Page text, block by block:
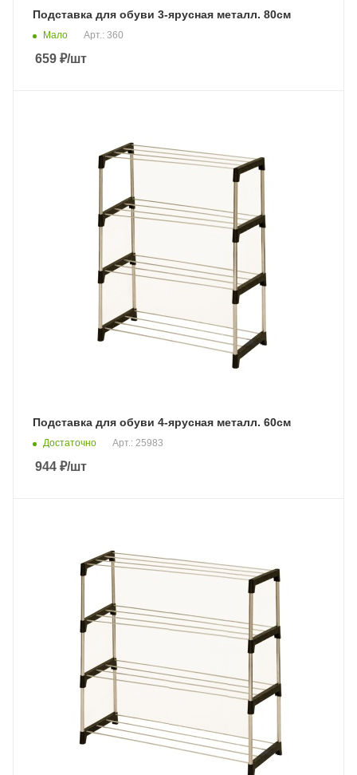
Подставка для обуви 3-ярусная металл. 80см
Мало Арт.: 360
659 ₽/шт
Подставка для обуви 4-ярусная металл. 60см
Достаточно Арт.: 25983
944 ₽/шт